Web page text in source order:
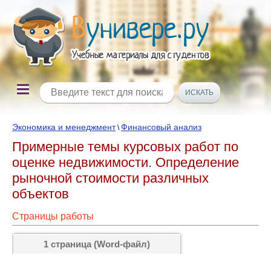
Экономика и менеджмент\Финансовый анализ
Примерные темы курсовых работ по
оценке недвижимости. Определение
рыночной стоимости различных
объектов
Страницы работы
1 страница (Word-файл)